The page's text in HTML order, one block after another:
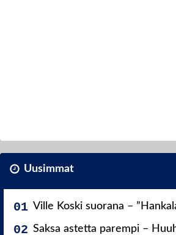
Uusimmat
Ville Koski suorana –
Saksa astetta parempi –